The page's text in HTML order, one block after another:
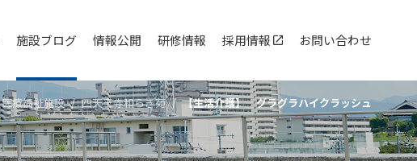
施設ブログ 情報公開 研修情報 採用情報 お問い合わせ
医療福祉施設 四天王寺和らぎ苑 【生活介護】 グラグラハイクラッシュ